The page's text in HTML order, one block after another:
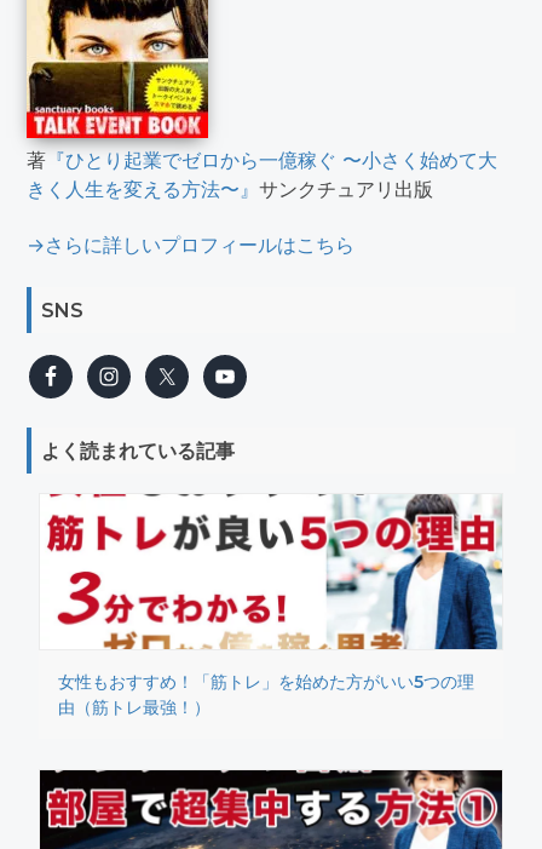
著 『ひとり起業でゼロから一億稼ぐ 〜小さく始めて大
きく人生を変える方法〜』サンクチュアリ出版
→さらに詳しいプロフィールはこちら
SNS
よく読まれている記事
女性もおすすめ！「筋トレ」を始めた方がいい5つの理
由（筋トレ最強！）